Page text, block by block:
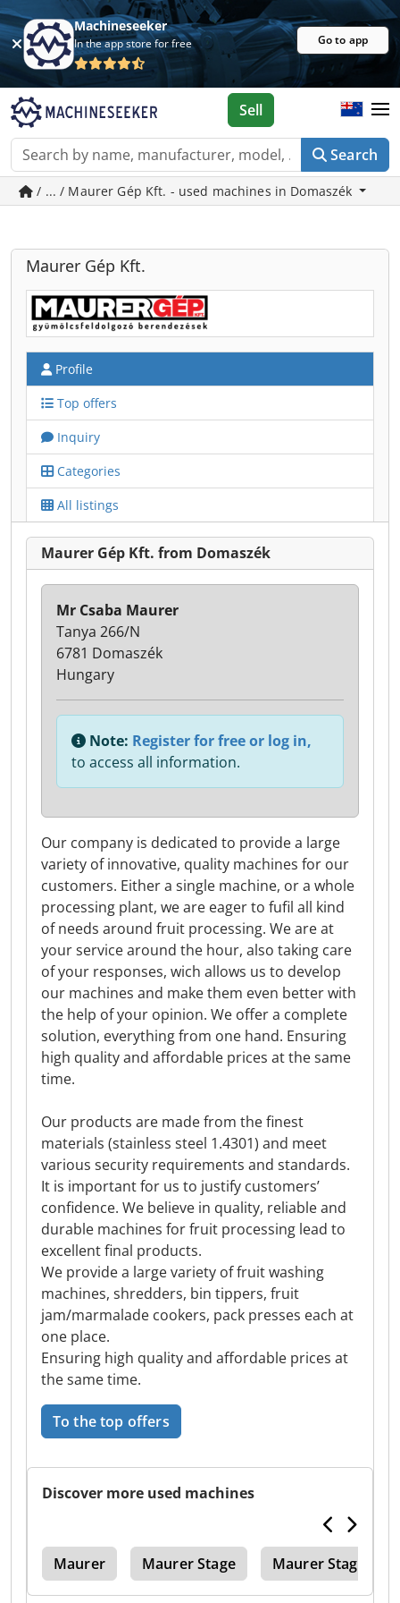
Machineseeker
In the app store for free Go to app
Search
Sell
/ ... / Maurer Gép Kft. - used machines in Domaszék
Maurer Gép Kft.
Profile
Top offers
Inquiry
Categories
All listings
Maurer Gép Kft. from Domaszék
Our company is dedicated to provide a large
variety of innovative, quality machines for our
customers. Either a single machine, or a whole
processing plant, we are eager to fufil all kind
of needs around fruit processing. We are at
your service around the hour, also taking care
of your responses, wich allows us to develop
our machines and make them even better with
the help of your opinion. We offer a complete
solution, everything from one hand. Ensuring
high quality and affordable prices at the same
time.
Our products are made from the finest
materials (stainless steel 1.4301) and meet
various security requirements and standards.
It is important for us to justify customers’
confidence. We believe in quality, reliable and
durable machines for fruit processing lead to
excellent final products.
We provide a large variety of fruit washing
machines, shredders, bin tippers, fruit
jam/marmalade cookers, pack presses each at
one place.
Ensuring high quality and affordable prices at
the same time.
To the top offers
Mr Csaba Maurer
Tanya 266/N
6781 Domaszék
Hungary
Note: Register for free or log in,
to access all information.
Discover more used machines
Maurer Maurer Stage Maurer Stages